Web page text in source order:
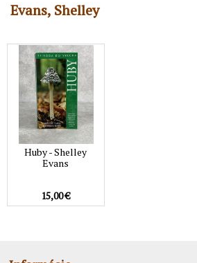
Evans, Shelley
Huby - Shelley
Evans
15,00 €